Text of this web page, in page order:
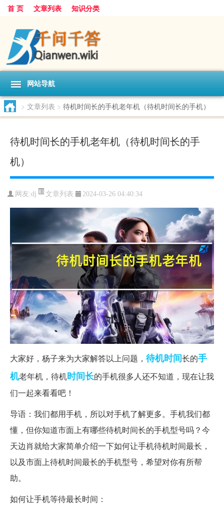
首 页 文章列表 知识分类
网站导航
> 文章列表 > 待机时间长的手机老年机（待机时间长的手机）
待机时间长的手机老年机（待机时间长的手
机）
网友:dj 文章列表 2024-03-26 04:40:34
大家好，杨子来为大家解答以上问题， 待机时间长的手
机老年机，待机时间长的手机很多人还不知道，现在让我
们一起来看看吧！
导语：我们都用手机，所以对手机了解更多。手机我们都
懂，但你知道市面上有哪些待机时间长的手机型号吗？今
天边肖就给大家简单介绍一下如何让手机待机时间最长，
以及市面上待机时间最长的手机型号，希望对你有所帮
助。
如何让手机等待最长时间：